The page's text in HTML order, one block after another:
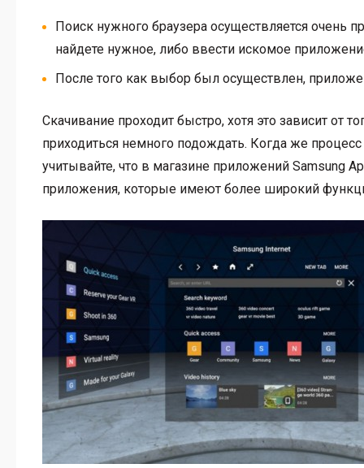
Поиск нужного браузера осуществляется очень
найдете нужное, либо ввести искомое
После того как выбор был осуществлен,
Скачивание проходит быстро, хотя это зависит от
приходиться немного подождать. Когда же
учитывайте, что в магазине приложений Samsung
приложения, которые имеют более широкий